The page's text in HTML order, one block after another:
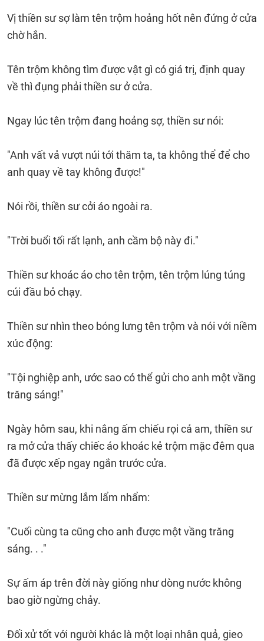
Vị thiền sư sợ làm tên trộm hoảng hốt nên đứng ở cửa
chờ hắn.
Tên trộm không tìm được vật gì có giá trị, định quay
về thì đụng phải thiền sư ở cửa.
Ngay lúc tên trộm đang hoảng sợ, thiền sư nói:
"Anh vất vả vượt núi tới thăm ta, ta không thể để cho
anh quay về tay không được!"
Nói rồi, thiền sư cởi áo ngoài ra.
"Trời buổi tối rất lạnh, anh cầm bộ này đi."
Thiền sư khoác áo cho tên trộm, tên trộm lúng túng
cúi đầu bỏ chạy.
Thiền sư nhìn theo bóng lưng tên trộm và nói với niềm
xúc động:
"Tội nghiệp anh, ước sao có thể gửi cho anh một vầng
trăng sáng!"
Ngày hôm sau, khi nắng ấm chiếu rọi cả am, thiền sư
ra mở cửa thấy chiếc áo khoác kẻ trộm mặc đêm qua
đã được xếp ngay ngắn trước cửa.
Thiền sư mừng lắm lẩm nhẩm:
"Cuối cùng ta cũng cho anh được một vầng trăng
sáng. . ."
Sự ấm áp trên đời này giống như dòng nước không
bao giờ ngừng chảy.
Đối xử tốt với người khác là một loại nhân quả, gieo